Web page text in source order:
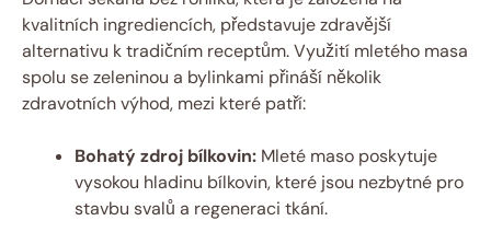
kvalitních ingrediencích, představuje zdravější
alternativu k tradičním receptům. Využití mletého masa
spolu se zeleninou a bylinkami přináší několik
zdravotních výhod, mezi které patří:
Bohatý zdroj bílkovin: Mleté maso poskytuje
vysokou hladinu bílkovin, které jsou nezbytné pro
stavbu svalů a regeneraci tkání.